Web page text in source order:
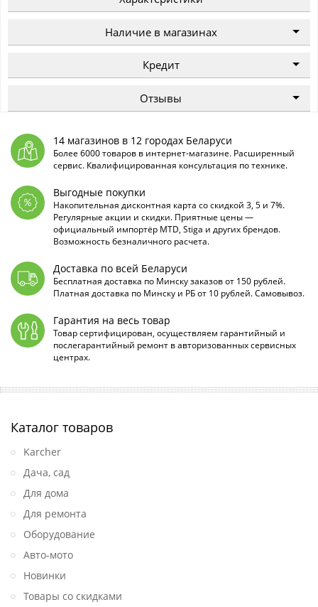
Наличие в магазинах
Кредит
Отзывы
14 магазинов в 12 городах Беларуси
Более 6000 товаров в интернет-магазине. Расширенный
сервис. Квалифицированная консультация по технике.
Выгодные покупки
Накопительная дисконтная карта со скидкой 3, 5 и 7%.
Регулярные акции и скидки. Приятные цены —
официальный импортёр MTD, Stiga и других брендов.
Возможность безналичного расчета.
Доставка по всей Беларуси
Бесплатная доставка по Минску заказов от 150 рублей.
Платная доставка по Минску и РБ от 10 рублей. Самовывоз.
Гарантия на весь товар
Товар сертифицирован, осуществляем гарантийный и
послегарантийный ремонт в авторизованных сервисных
центрах.
Каталог товаров
Karcher
Дача, сад
Для дома
Для ремонта
Оборудование
Авто-мото
Новинки
Товары со скидками